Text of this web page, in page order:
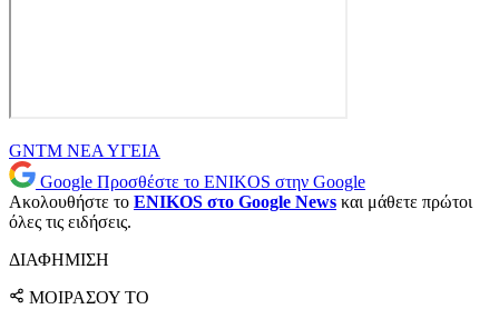
GNTM ΝΕΑ ΥΓΕΙΑ
Google Προσθέστε το ENIKOS στην Google
Ακολουθήστε το ENIKOS στο Google News και μάθετε πρώτοι
όλες τις ειδήσεις.
ΔΙΑΦΗΜΙΣΗ
ΜΟΙΡΑΣΟΥ ΤΟ